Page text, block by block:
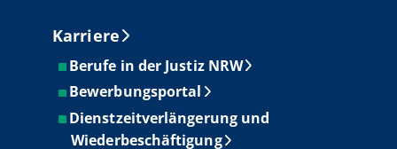
Karriere
Berufe in der Justiz NRW
Bewerbungsportal
Dienstzeitverlängerung und
Wiederbeschäftigung